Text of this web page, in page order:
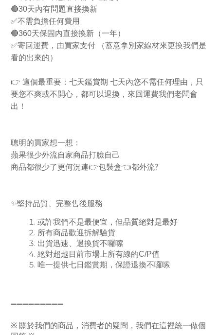
🔴30天內有問題直接換新
✅不需負擔任何費用
🔴360天保固內直接換新（一年）
✅寄回運費，由買家支付 （蓄意拿別家線材來更換我們是
看的出來的）
👉 這個最重要：七天鑑賞期 七天內您不需任何理由，只
要您不爽或不開心，都可以退換，來回運費我們老闆會
出！
聰明的買家想一想：
蘋果很少外流自家商品打臉自己
商品都很少了更何況連👉包裝盒👈都外流?
✨堅持品質、完整售後服務
或許我們不是最便宜，但品質絕對是最好
所有商品歡迎拆解驗貨
出貨迅速、退換貨不囉嗦
絕對超越目前市場上所有線的C/P值
唯一提供七日鑑賞期，保證退換不囉嗦
➖➖➖➖➖➖➖➖➖
※ 關於我們的商品，消費者的疑問，我們在這裡統一做個